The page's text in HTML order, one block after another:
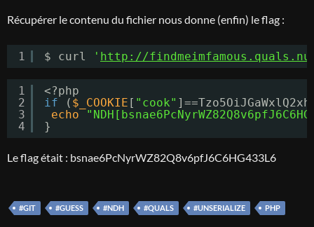
Récupérer le contenu du fichier nous donne (enfin) le flag :
1 $ curl ' http://
1
2
3
4
<?php
if
( $_COOKIE [ "cook"
echo
}
Le flag était : bsnae6PcNyrWZ82Q8v6pfJ6C6HG433L6
#GIT #GUESS #NDH #QUALS #UNSERIALIZE PHP